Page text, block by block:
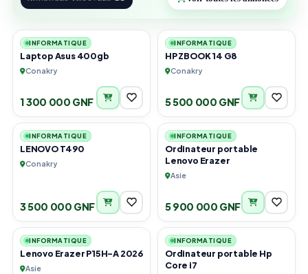
INFORMATIQUE
Laptop Asus 400gb
Conakry
1 300 000 GNF
INFORMATIQUE
HP ZBOOK 14 G8
Conakry
5 500 000 GNF
1
INFORMATIQUE
LENOVO T490
Conakry
3 500 000 GNF
2
INFORMATIQUE
Ordinateur portable
Lenovo Erazer
Asie
5 900 000 GNF
1
INFORMATIQUE
Lenovo Erazer P15H-A 2026
Asie
2
INFORMATIQUE
Ordinateur portable Hp
Core i7